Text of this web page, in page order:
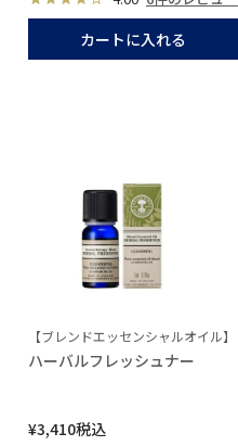
カートに入れる
【ブレンドエッセンシャルオイル】
ハーバルフレッシュナー
¥3,410税込